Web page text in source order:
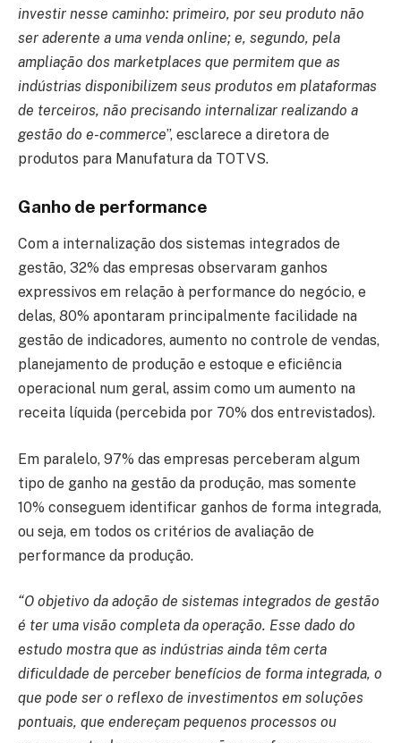
investir nesse caminho: primeiro, por seu produto não
ser aderente a uma venda online; e, segundo, pela
ampliação dos marketplaces que permitem que as
indústrias disponibilizem seus produtos em plataformas
de terceiros, não precisando internalizar realizando a
gestão do e-commerce”, esclarece a diretora de
produtos para Manufatura da TOTVS.
Ganho de performance
Com a internalização dos sistemas integrados de
gestão, 32% das empresas observaram ganhos
expressivos em relação à performance do negócio, e
delas, 80% apontaram principalmente facilidade na
gestão de indicadores, aumento no controle de vendas,
planejamento de produção e estoque e eficiência
operacional num geral, assim como um aumento na
receita líquida (percebida por 70% dos entrevistados).
Em paralelo, 97% das empresas perceberam algum
tipo de ganho na gestão da produção, mas somente
10% conseguem identificar ganhos de forma integrada,
ou seja, em todos os critérios de avaliação de
performance da produção.
“O objetivo da adoção de sistemas integrados de gestão
é ter uma visão completa da operação. Esse dado do
estudo mostra que as indústrias ainda têm certa
dificuldade de perceber benefícios de forma integrada, o
que pode ser o reflexo de investimentos em soluções
pontuais, que endereçam pequenos processos ou